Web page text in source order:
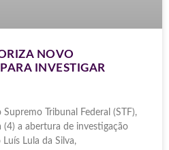
NOVO
INVESTIGAR
Tribunal Federal (STF),
a abertura de investigação
Lula da Silva,